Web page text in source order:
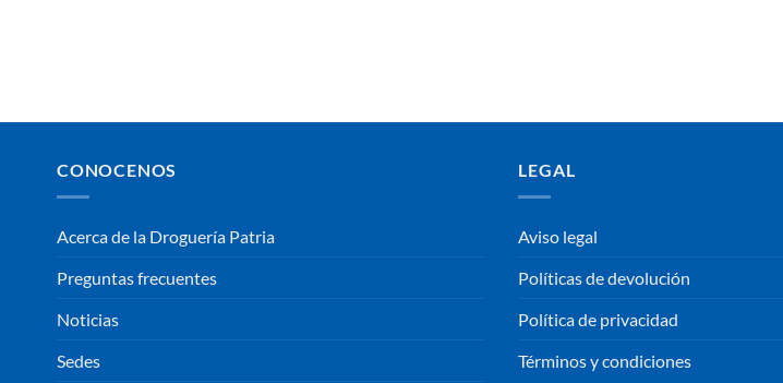
CONOCENOS
Acerca de la Droguería Patria
Preguntas frecuentes
Noticias
Sedes
LEGAL
Aviso legal
Políticas de devolución
Política de privacidad
Términos y condiciones